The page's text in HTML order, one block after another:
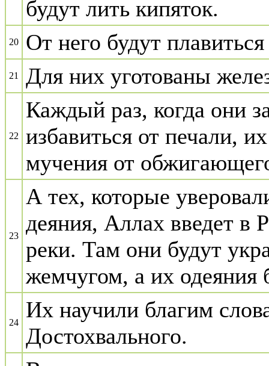
будут лить кипяток.
20 От него будут
21 Для них уготованы
22
Каждый раз, когда они
избавиться от печали,
мучения от
23
А тех, которые
деяния, Аллах введет в
реки. Там они будут
жемчугом, а их одеяния
24
Их научили благим
Достохвального.